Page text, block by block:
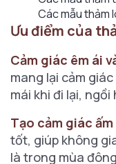
Các mẫu thảm
Ưu điểm của
Cảm giác êm ái
mang lại cảm
mái khi đi lại,
Tạo cảm giác ấm
tốt, giúp không
là trong mùa